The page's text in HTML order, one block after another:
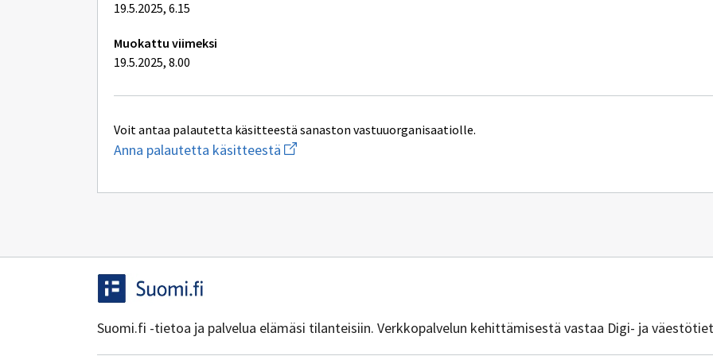
19.5.2025, 6.15
Muokattu viimeksi
19.5.2025, 8.00
Voit antaa palautetta käsitteestä sanaston vastuuorganisaatiolle.
Anna palautetta käsitteestä Aloita
uuden
kirjoitus
Suomi.fi -tietoa ja palvelua elämäsi tilanteisiin. Verkkopalvelun kehittämisestä vastaa Digi- ja